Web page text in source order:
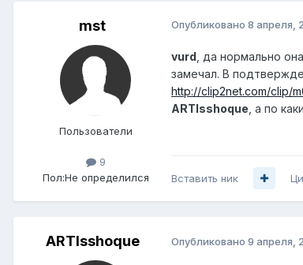
mst
Пользователи
9
Пол:Не определился
Опубликовано 8 апреля,
vurd , да нормально
замечал. В
http://clip2net.com/clip/
ARTIsshoque , а по
Вставить ник
ARTIsshoque Опубликовано 9 апреля,